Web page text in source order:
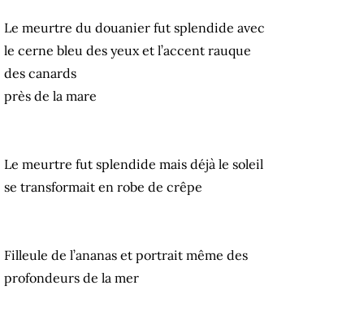
Le meurtre du douanier fut splendide avec
le cerne bleu des yeux et l’accent rauque
des canards
près de la mare
Le meurtre fut splendide mais déjà le soleil
se transformait en robe de crêpe
Filleule de l’ananas et portrait même des
profondeurs de la mer